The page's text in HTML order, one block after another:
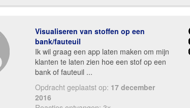
Visualiseren van stoffen op een
bank/fauteuil
Ik wil graag een app laten maken om mijn
klanten te laten zien hoe een stof op een
bank of fauteuil ...
Opdracht geplaatst op: 17 december
2016